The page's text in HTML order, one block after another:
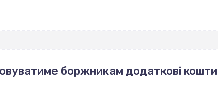
боржникам додаткові кошти